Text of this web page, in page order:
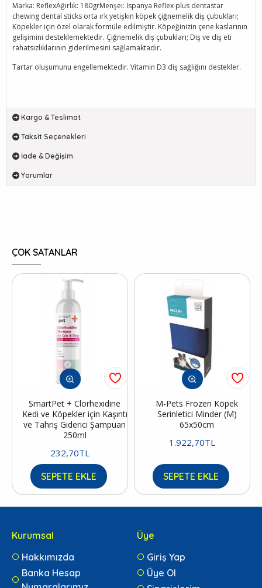
Marka: ReflexAğırlık: 180grMenşei: İspanya Reflex plus dentastar
chewing dental sticks orta ırk yetişkin köpek çiğnemelik diş çubukları;
Köpekler için özel olarak formüle edilmiştir. Köpeğinizin çene kaslarının
gelişimini desteklemektedir. Çiğnemelik diş çubukları; Diş ve diş eti
rahatsızlıklarının giderilmesini sağlamaktadır.
Tartar oluşumunu engellemektedir. Vitamin D3 diş sağlığını destekler.
Kargo & Teslimat
Taksit Seçenekleri
İade & Değişim
Yorumlar
ÇOK SATANLAR
SmartPet + Clorhexidine
Kedi ve Köpekler için Kaşıntı
ve Tahriş Giderici Şampuan
250ml
232,70TL
SEPETE EKLE
M-Pets Frozen Köpek
Serinletici Minder (M)
65x50cm
1.922,70TL
SEPETE EKLE
Kurumsal
Hakkımızda
Banka Hesap
Üye
Giriş Yap
Üye Ol